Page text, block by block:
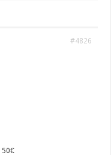
#4826
50€